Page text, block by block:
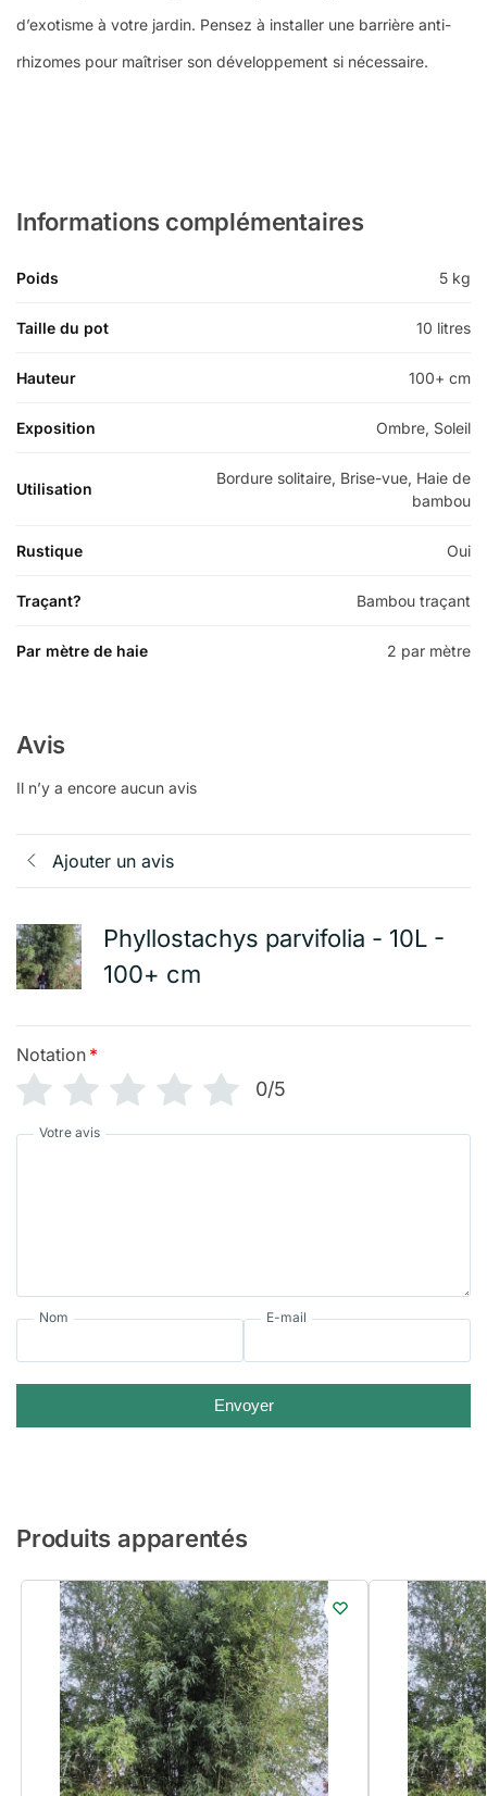
d’exotisme à votre jardin. Pensez à installer une barrière anti-
rhizomes pour maîtriser son développement si nécessaire.
Informations complémentaires
Poids 5 kg
Taille du pot 10 litres
Hauteur 100+ cm
Exposition Ombre, Soleil
Utilisation
Bordure solitaire, Brise-vue, Haie de
bambou
Rustique Oui
Traçant? Bambou traçant
Par mètre de haie 2 par mètre
Avis
Il n’y a encore aucun avis
Ajouter un avis
Phyllostachys parvifolia - 10L -
100+ cm
Notation *
0/5
Votre avis
Nom E-mail
Envoyer
Produits apparentés